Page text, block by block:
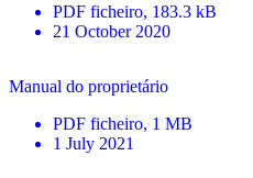
PDF ficheiro, 183.3 kB
21 October 2020
Manual do proprietário
PDF ficheiro, 1 MB
1 July 2021